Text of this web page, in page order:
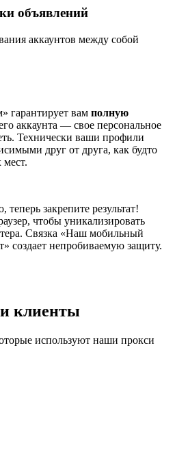
объявлений
аккаунтов между собой
гарантирует вам полную
аккаунта — свое персональное
Технически ваши профили
друг от друга, как будто
закрепите результат!
чтобы уникализировать
Связка «Наш мобильный
создает непробиваемую защиту.
клиенты
используют наши прокси